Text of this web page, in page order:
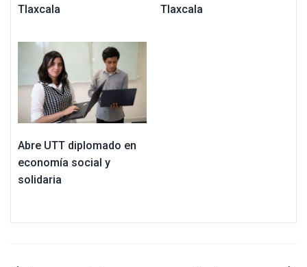
Tlaxcala
Tlaxcala
Abre UTT diplomado en
economía social y
solidaria